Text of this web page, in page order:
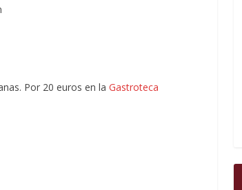
Por 20 euros en laGastroteca